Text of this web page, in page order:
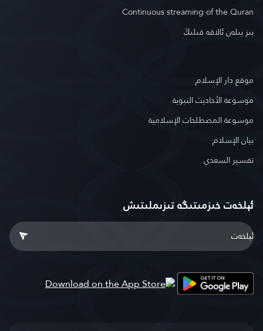
Continuous streaming of the Quran
بىز بىلەن ئالاقە قىلىڭ
موقع دار الإسلام
موسوعة الأحاديث النبوية
موسوعة المصطلحات الإسلامية
بيان الإسلام
تفسير السعدي
ئېلخەت خىزمىتىگە تىزىملىتىش